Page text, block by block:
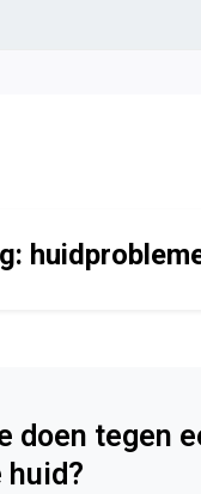
doen tegen
huid?